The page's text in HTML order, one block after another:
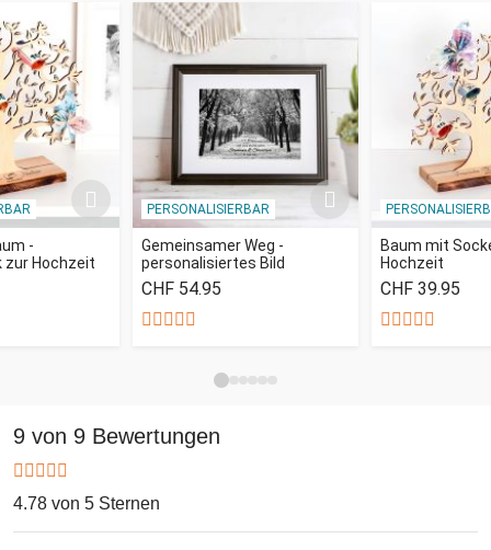
-
zur Hochzeit
PERSONALISIERBAR
Gemeinsamer Weg -
personalisiertes Bild
CHF 54.95
Baum mit
Hochzeit
CHF 39.95
9 von 9 Bewertungen
4.78 von 5 Sternen